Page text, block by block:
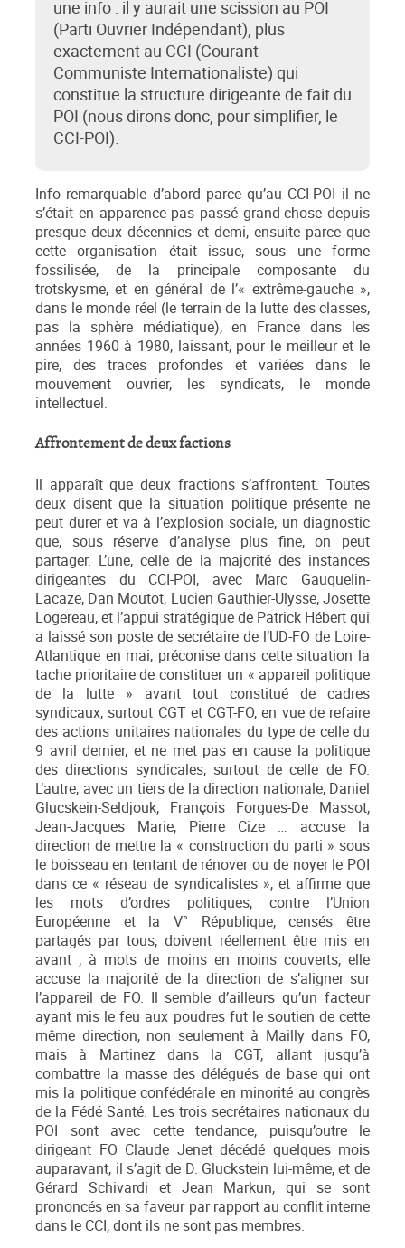
une info : il y aurait une scission au POI
(Parti Ouvrier Indépendant), plus
exactement au CCI (Courant
Communiste Internationaliste) qui
constitue la structure dirigeante de fait du
POI (nous dirons donc, pour simplifier, le
CCI-POI).
Info remarquable d’abord parce qu’au CCI-POI il ne
s’était en apparence pas passé grand-chose depuis
presque deux décennies et demi, ensuite parce que
cette organisation était issue, sous une forme
fossilisée, de la principale composante du
trotskysme, et en général de l’« extrême-gauche »,
dans le monde réel (le terrain de la lutte des classes,
pas la sphère médiatique), en France dans les
années 1960 à 1980, laissant, pour le meilleur et le
pire, des traces profondes et variées dans le
mouvement ouvrier, les syndicats, le monde
intellectuel.
Affrontement de deux factions
Il apparaît que deux fractions s’affrontent. Toutes
deux disent que la situation politique présente ne
peut durer et va à l’explosion sociale, un diagnostic
que, sous réserve d’analyse plus fine, on peut
partager. L’une, celle de la majorité des instances
dirigeantes du CCI-POI, avec Marc Gauquelin-
Lacaze, Dan Moutot, Lucien Gauthier-Ulysse, Josette
Logereau, et l’appui stratégique de Patrick Hébert qui
a laissé son poste de secrétaire de l’UD-FO de Loire-
Atlantique en mai, préconise dans cette situation la
tache prioritaire de constituer un « appareil politique
de la lutte » avant tout constitué de cadres
syndicaux, surtout CGT et CGT-FO, en vue de refaire
des actions unitaires nationales du type de celle du
9 avril dernier, et ne met pas en cause la politique
des directions syndicales, surtout de celle de FO.
L’autre, avec un tiers de la direction nationale, Daniel
Glucskein-Seldjouk, François Forgues-De Massot,
Jean-Jacques Marie, Pierre Cize … accuse la
direction de mettre la « construction du parti » sous
le boisseau en tentant de rénover ou de noyer le POI
dans ce « réseau de syndicalistes », et affirme que
les mots d’ordres politiques, contre l’Union
Européenne et la V° République, censés être
partagés par tous, doivent réellement être mis en
avant ; à mots de moins en moins couverts, elle
accuse la majorité de la direction de s’aligner sur
l’appareil de FO. Il semble d’ailleurs qu’un facteur
ayant mis le feu aux poudres fut le soutien de cette
même direction, non seulement à Mailly dans FO,
mais à Martinez dans la CGT, allant jusqu’à
combattre la masse des délégués de base qui ont
mis la politique confédérale en minorité au congrès
de la Fédé Santé. Les trois secrétaires nationaux du
POI sont avec cette tendance, puisqu’outre le
dirigeant FO Claude Jenet décédé quelques mois
auparavant, il s’agit de D. Gluckstein lui-même, et de
Gérard Schivardi et Jean Markun, qui se sont
prononcés en sa faveur par rapport au conflit interne
dans le CCI, dont ils ne sont pas membres.